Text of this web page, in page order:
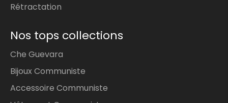
Rétractation
Nos tops collections
Che Guevara
Bijoux Communiste
Accessoire Communiste